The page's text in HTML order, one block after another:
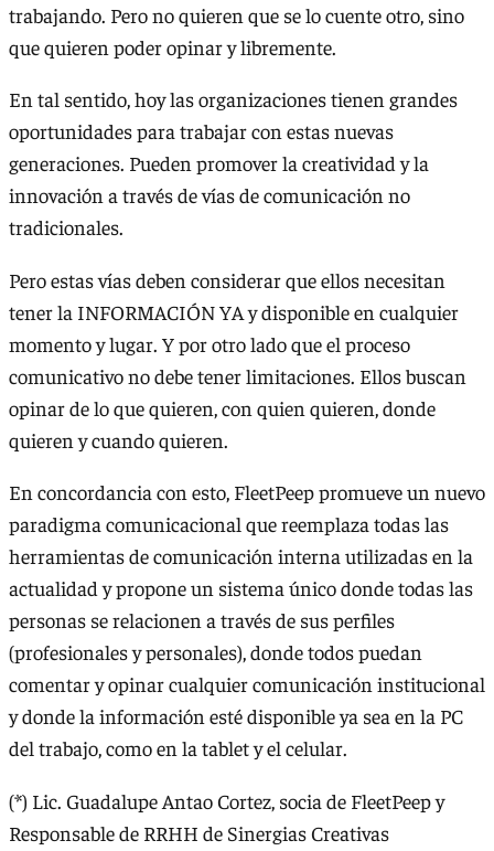
trabajando. Pero no quieren que se lo cuente otro, sino
que quieren poder opinar y libremente.
En tal sentido, hoy las organizaciones tienen grandes
oportunidades para trabajar con estas nuevas
generaciones. Pueden promover la creatividad y la
innovación a través de vías de comunicación no
tradicionales.
Pero estas vías deben considerar que ellos necesitan
tener la INFORMACIÓN YA y disponible en cualquier
momento y lugar. Y por otro lado que el proceso
comunicativo no debe tener limitaciones. Ellos buscan
opinar de lo que quieren, con quien quieren, donde
quieren y cuando quieren.
En concordancia con esto, FleetPeep promueve un nuevo
paradigma comunicacional que reemplaza todas las
herramientas de comunicación interna utilizadas en la
actualidad y propone un sistema único donde todas las
personas se relacionen a través de sus perfiles
(profesionales y personales), donde todos puedan
comentar y opinar cualquier comunicación institucional
y donde la información esté disponible ya sea en la PC
del trabajo, como en la tablet y el celular.
(*) Lic. Guadalupe Antao Cortez, socia de FleetPeep y
Responsable de RRHH de Sinergias Creativas